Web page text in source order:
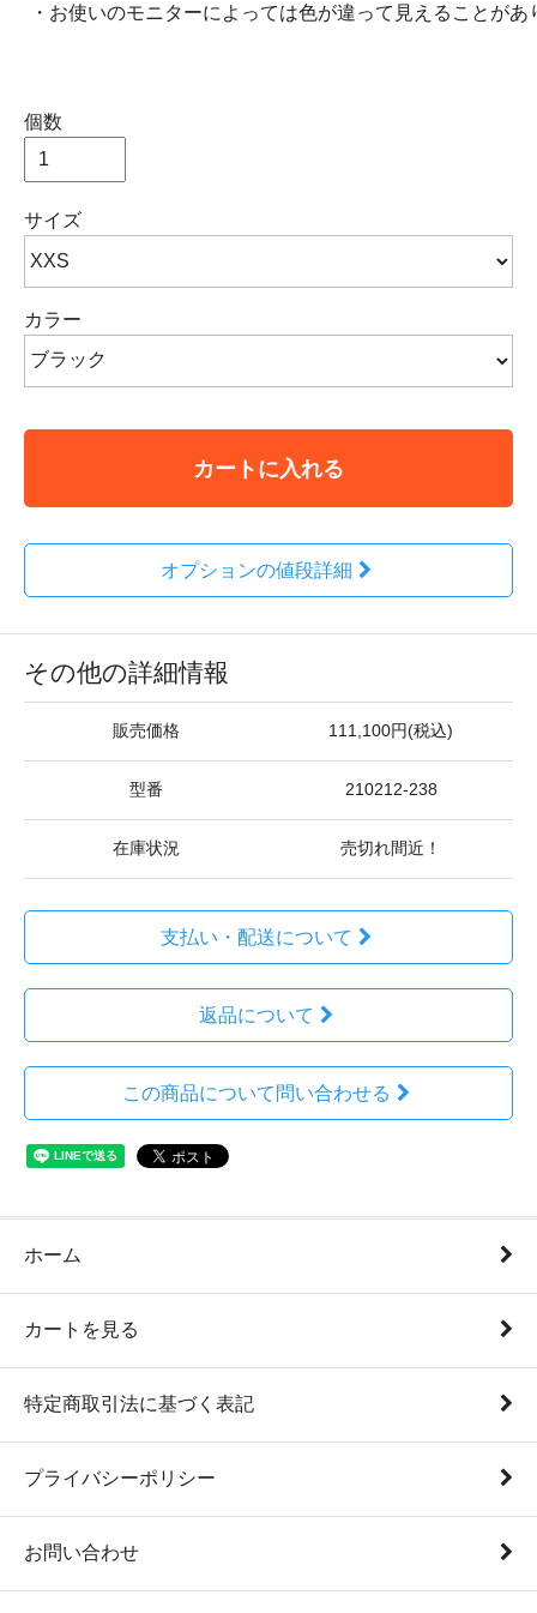
・お使いのモニターによっては色が違って見えることがあ
個数
サイズ
カラー
カートに入れる
オプションの値段詳細
その他の詳細情報
販売価格 111,100円(税込)
型番 210212-238
在庫状況 売切れ間近！
支払い・配送について
返品について
この商品について問い合わせる
ホーム
カートを見る
特定商取引法に基づく表記
プライバシーポリシー
お問い合わせ